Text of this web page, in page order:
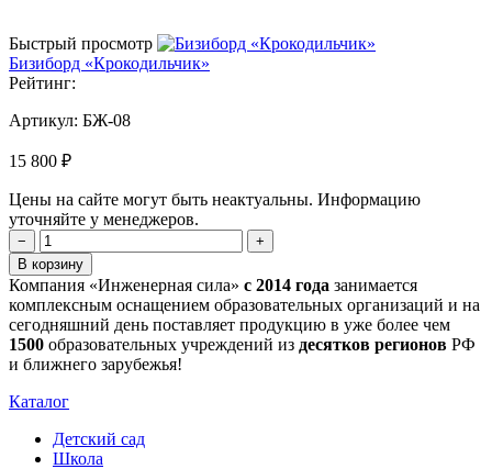
Быстрый просмотр
Бизиборд «Крокодильчик»
Рейтинг:
Артикул: БЖ-08
15 800 ₽
Цены на сайте могут быть неактуальны. Информацию
уточняйте у менеджеров.
−
+
В корзину
Компания «Инженерная сила» с 2014 года занимается
комплексным оснащением образовательных организаций и на
сегодняшний день поставляет продукцию в уже более чем
1500 образовательных учреждений из десятков регионов РФ
и ближнего зарубежья!
Каталог
Детский сад
Школа